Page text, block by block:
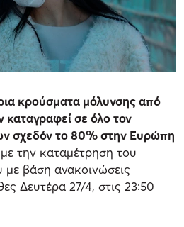
κρούσματα μόλυνσης από
καταγραφεί σε όλο τον
σχεδόν το 80% στην Ευρώπη
την καταμέτρηση του
με βάση ανακοινώσεις
Δευτέρα 27/4, στις 23:50